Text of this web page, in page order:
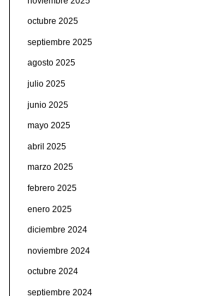
octubre 2025
septiembre 2025
agosto 2025
julio 2025
junio 2025
mayo 2025
abril 2025
marzo 2025
febrero 2025
enero 2025
diciembre 2024
noviembre 2024
octubre 2024
septiembre 2024